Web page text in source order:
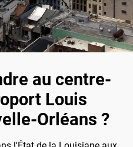
au centre-
Louis
Orléans ?